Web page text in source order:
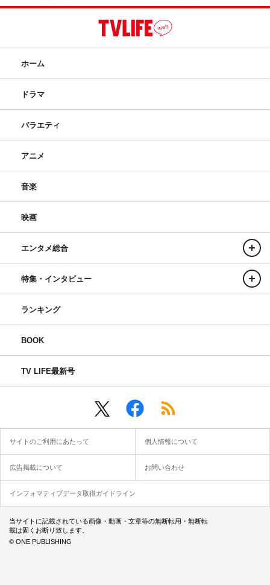
ホーム
ドラマ
バラエティ
アニメ
音楽
映画
エンタメ総合
特集・インタビュー
ランキング
BOOK
TV LIFE最新号
サイトのご利用にあたって 個人情報について
広告掲載について お問い合わせ
インフォマティブデータ取得ガイドライン
当サイトに記載されている画像・動画・文章等の無断転用・無断転
載は固くお断り致します。
© ONE PUBLISHING